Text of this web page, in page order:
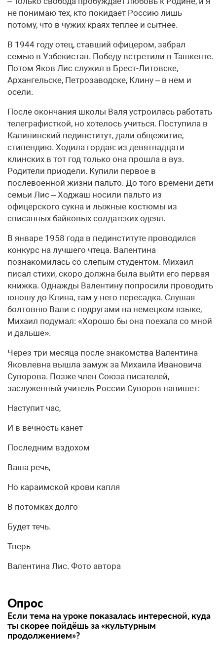
не понимаю тех, кто покидает Россию лишь
потому, что в чужих краях теплее и сытнее.
В 1944 году отец, ставший офицером, забрал
семью в Узбекистан. Победу встретили в Ташкенте.
Потом Яков Лис служил в Брест-Литовске,
Архангельске, Петрозаводске, Клину – в нем и
осели.
После окончания школы Валя устроилась работать
телеграфисткой, но хотелось учиться. Поступила в
Калининский пединститут, дали общежитие,
стипендию. Ходила гордая: из девятнадцати
клинских в тот год только она прошла в вуз.
Родители приодели. Купили первое в
послевоенной жизни пальто. До того времени дети
семьи Лис – Ходжаш носили пальто из
офицерского сукна и лыжные костюмы из
списанных байковых солдатских одеял.
В январе 1958 года в пединституте проводился
конкурс на лучшего чтеца. Валентина
познакомилась со слепым студентом. Михаил
писал стихи, скоро должна была выйти его первая
книжка. Однажды Валентину попросили проводить
юношу до Клина, там у него пересадка. Слушая
болтовню Вали с подругами на немецком языке,
Михаил подумал: «Хорошо бы она поехала со мной
и дальше».
Через три месяца после знакомства Валентина
Яковлевна вышла замуж за Михаила Ивановича
Суворова. Позже член Союза писателей,
заслуженный учитель России Суворов напишет:
Наступит час,
И в вечность канет
Последним вздохом
Ваша речь,
Но караимской крови капля
В потомках долго
Будет течь.
Тверь
Валентина Лис. Фото автора
Опрос
Если тема на уроке показалась интересной, куда
ты скорее пойдёшь за «культурным
продолжением»?